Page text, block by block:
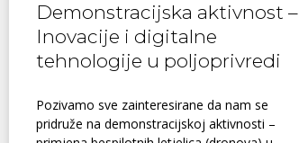
Demonstracijska aktivnost –
Inovacije i digitalne
tehnologije u poljoprivredi
Pozivamo sve zainteresirane da nam se
pridruže na demonstracijskoj aktivnosti –